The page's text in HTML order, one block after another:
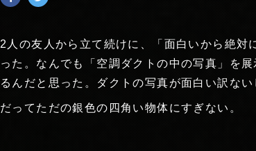
2人の友人から立て続けに、「面白いから絶対
った。なんでも「空調ダクトの中の写真」を
るんだと思った。ダクトの写真が面白い訳ない
だってただの銀色の四角い物体にすぎない。